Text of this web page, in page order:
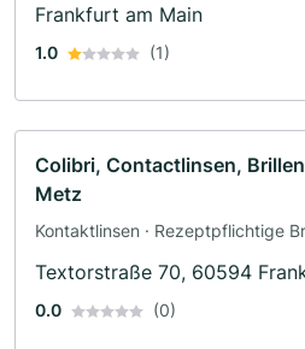
Frankfurt am Main
1.0 (1)
Colibri, Contactlinsen,
Metz
Kontaktlinsen · Rezeptpflichtige
Textorstraße 70, 60594
0.0 (0)